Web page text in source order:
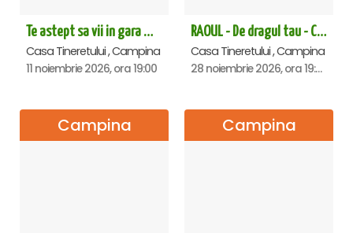
Te astept sa vii in gara mica - Mirabela Dauer & Gabriel Dorobantu - Campina
Casa Tineretului , Campina
11 noiembrie 2026, ora 19:00
RAOUL - De dragul tau - Campina
Casa Tineretului , Campina
28 noiembrie 2026, ora 19:00
Campina Campina